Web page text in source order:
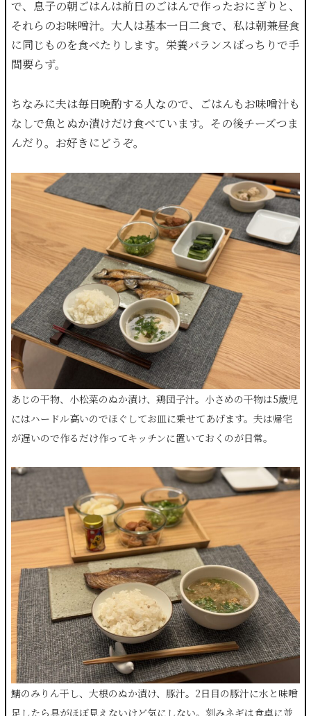
で、息子の朝ごはんは前日のごはんで作ったおにぎりと、
それらのお味噌汁。大人は基本一日二食で、私は朝兼昼食
に同じものを食べたりします。栄養バランスばっちりで手
間要らず。
ちなみに夫は毎日晩酌する人なので、ごはんもお味噌汁も
なしで魚とぬか漬けだけ食べています。その後チーズつま
んだり。お好きにどうぞ。
あじの干物、小松菜のぬか漬け、鶏団子汁。小さめの干物は5歳児
にはハードル高いのでほぐしてお皿に乗せてあげます。夫は帰宅
が遅いので作るだけ作ってキッチンに置いておくのが日常。
鯖のみりん干し、大根のぬか漬け、豚汁。2日目の豚汁に水と味噌
足したら具がほぼ見えないけど気にしない。刻みネギは食卓に並